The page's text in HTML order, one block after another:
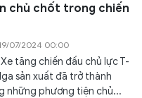
chủ chốt trong chiến
07/2024 00:00
tăng chiến đấu chủ lực T-
sản xuất đã trở thành
những phương tiện chủ...